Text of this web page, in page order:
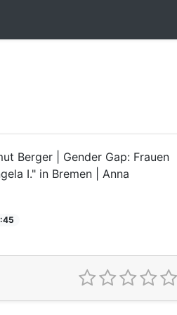
Berger | Gender Gap: Frauen
I." in Bremen | Anna